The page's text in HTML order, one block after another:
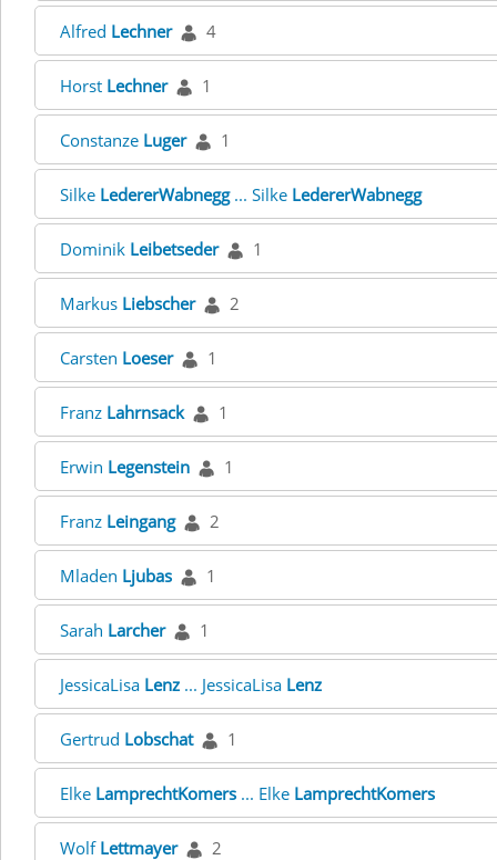
Alfred Lechner 4
Horst Lechner 1
Constanze Luger 1
Silke LedererWabnegg... Silke LedererWabnegg
Dominik Leibetseder 1
Markus Liebscher 2
Carsten Loeser 1
Franz Lahrnsack 1
Erwin Legenstein 1
Franz Leingang 2
Mladen Ljubas 1
Sarah Larcher 1
JessicaLisa Lenz ... JessicaLisa Lenz
Gertrud Lobschat 1
Elke LamprechtKomers ... Elke LamprechtKomers
Wolf Lettmayer 2